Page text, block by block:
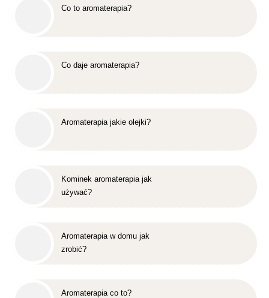
Co to aromaterapia?
Co daje aromaterapia?
Aromaterapia jakie olejki?
Kominek aromaterapia jak
używać?
Aromaterapia w domu jak
zrobić?
Aromaterapia co to?